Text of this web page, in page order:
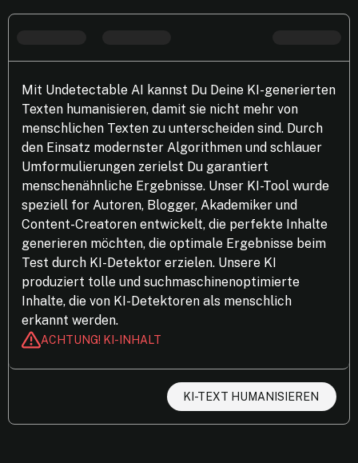
Mit Undetectable AI kannst Du Deine KI-generierten
Texten humanisieren, damit sie nicht mehr von
menschlichen Texten zu unterscheiden sind. Durch
den Einsatz modernster Algorithmen und schlauer
Umformulierungen zerielst Du garantiert
menschenähnliche Ergebnisse. Unser KI-Tool wurde
speziell for Autoren, Blogger, Akademiker und
Content-Creatoren entwickelt, die perfekte Inhalte
generieren möchten, die optimale Ergebnisse beim
Test durch KI-Detektor erzielen. Unsere KI
produziert tolle und suchmaschinenoptimierte
Inhalte, die von KI-Detektoren als menschlich
erkannt werden.
ACHTUNG! KI-INHALT
KI-TEXT HUMANISIEREN